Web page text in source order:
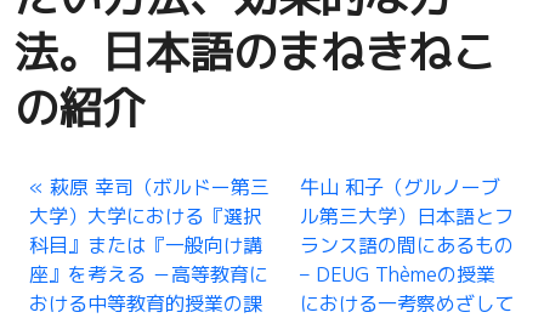
法。日本語のまねきねこ
の紹介
萩原 幸司（ボルドー第三
大学）大学における『選択
科目』または『一般向け講
座』を考える －高等教育に
おける中等教育的授業の課
牛山 和子（グルノーブ
ル第三大学）日本語とフ
ランス語の間にあるもの
– DEUG Thèmeの授業
における一考察めざして